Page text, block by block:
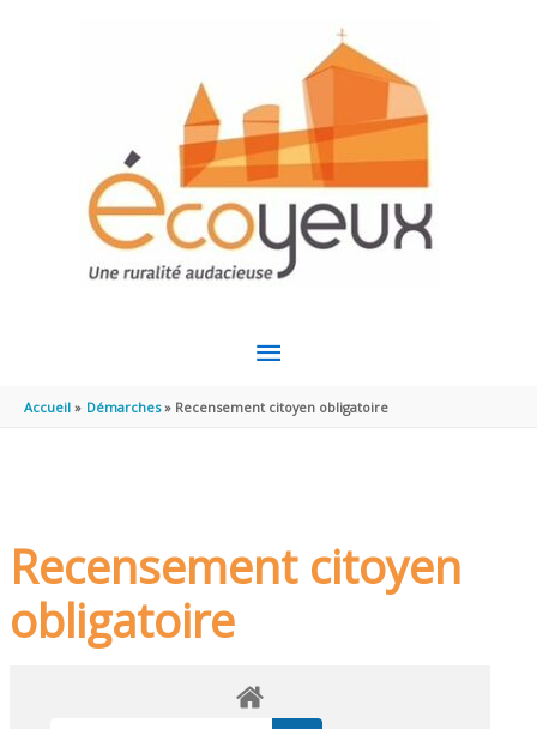
MENU
PRINCIPAL
Accueil Démarches Recensement citoyen obligatoire
Recensement citoyen
obligatoire